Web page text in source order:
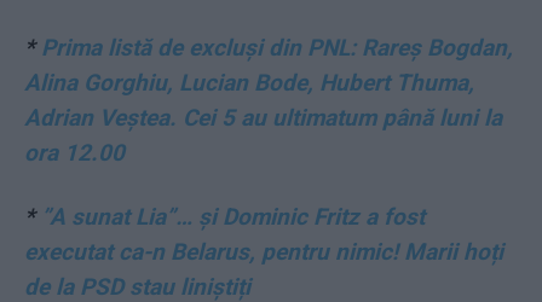
*Prima listă de excluși din PNL: Rareș Bogdan,
Alina Gorghiu, Lucian Bode, Hubert Thuma,
Adrian Veștea. Cei 5 au ultimatum până luni la
ora 12.00
* ”A sunat Lia”… și Dominic Fritz a fost
executat ca-n Belarus, pentru nimic! Marii hoți
de la PSD stau liniștiți